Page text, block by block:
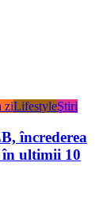
ziLifestyleŞtiri
încrederea
în ultimii 10